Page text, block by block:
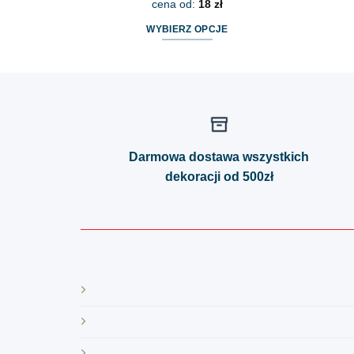
cena od: 18 zł
WYBIERZ OPCJE
wariantów.
można
wybrać
produktu
Darmowa dostawa wszystkich
dekoracji od 500zł